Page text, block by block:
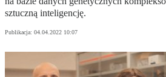
sztuczną inteligencję.
Publikacja: 04.04.2022 10:07